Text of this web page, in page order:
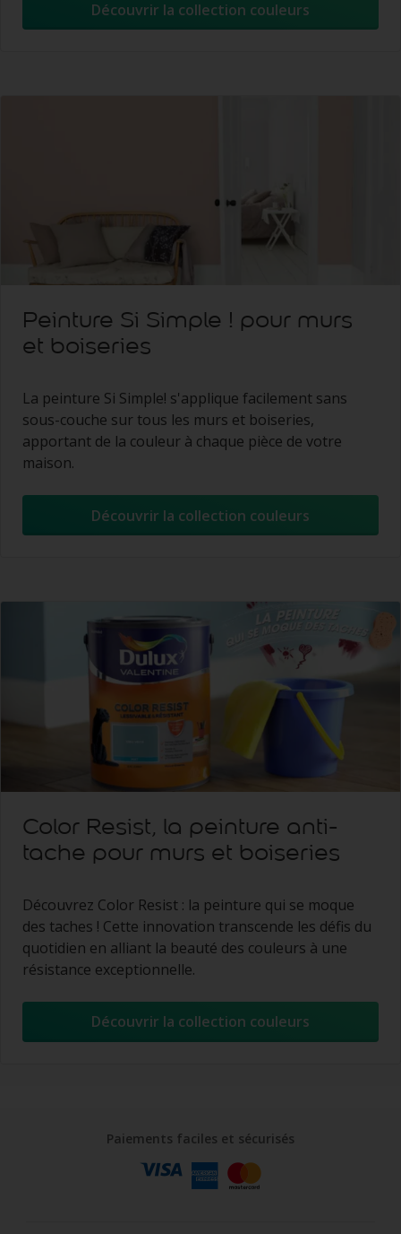
Découvrir la collection couleurs
Peinture Si Simple ! pour murs
et boiseries
La peinture Si Simple! s'applique facilement sans
sous-couche sur tous les murs et boiseries,
apportant de la couleur à chaque pièce de votre
maison.
Découvrir la collection couleurs
Color Resist, la peinture anti-
tache pour murs et boiseries
Découvrez Color Resist : la peinture qui se moque
des taches ! Cette innovation transcende les défis du
quotidien en alliant la beauté des couleurs à une
résistance exceptionnelle.
Découvrir la collection couleurs
Paiements faciles et sécurisés